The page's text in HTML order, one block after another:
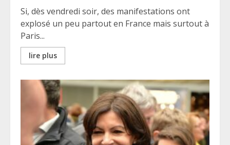
Si, dès vendredi soir, des manifestations ont
explosé un peu partout en France mais surtout à
Paris...
lire plus